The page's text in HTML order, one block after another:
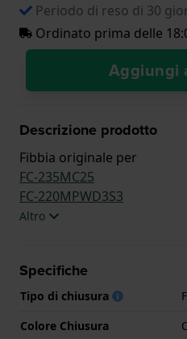
Periodo di reso di 30
Ordinato prima delle
Aggiungi
Descrizione prodotto
Fibbia originale per
FC-235MC25
FC-220MPWD3S3
Altro
Specifiche
Tipo di chiusura
Colore Chiusura